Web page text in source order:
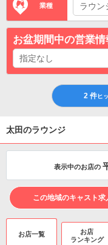
業種
お盆期間中の営業
2 件ヒ
太田のラウンジ
表示中のお店の
この地域のキャスト求
お店一覧
お店
ランキング